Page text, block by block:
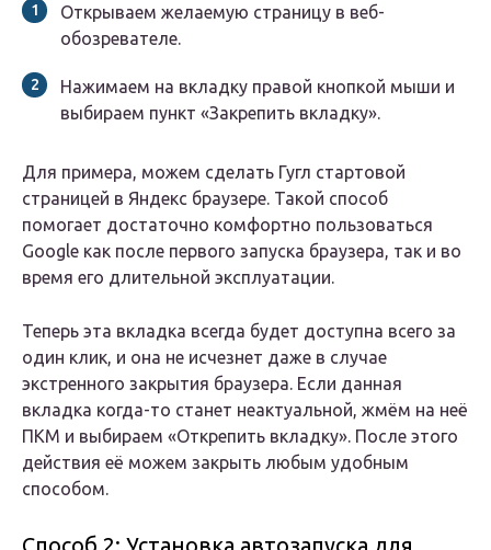
Открываем желаемую страницу в веб-
обозревателе.
Нажимаем на вкладку правой кнопкой мыши и
выбираем пункт «Закрепить вкладку».
Для примера, можем сделать Гугл стартовой
страницей в Яндекс браузере. Такой способ
помогает достаточно комфортно пользоваться
Google как после первого запуска браузера, так и во
время его длительной эксплуатации.
Теперь эта вкладка всегда будет доступна всего за
один клик, и она не исчезнет даже в случае
экстренного закрытия браузера. Если данная
вкладка когда-то станет неактуальной, жмём на неё
ПКМ и выбираем «Открепить вкладку». После этого
действия её можем закрыть любым удобным
способом.